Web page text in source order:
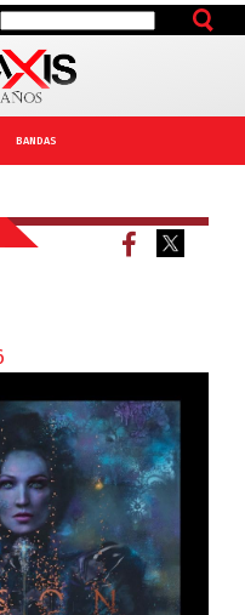
BANDAS